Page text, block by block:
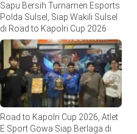
Sapu Bersih Turnamen Esports
Polda Sulsel, Siap Wakili Sulsel
di Road to Kapolri Cup 2026
Road to Kapolri Cup 2026, Atlet
E Sport Gowa Siap Berlaga di